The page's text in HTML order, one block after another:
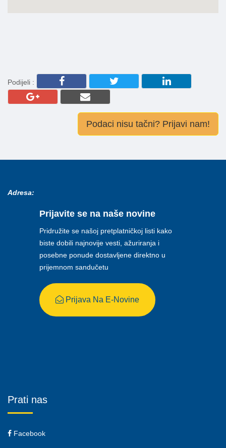
Podijeli :
Podaci nisu tačni? Prijavi nam!
Adresa:
Prijavite se na naše novine
Pridružite se našoj pretplatničkoj listi kako
biste dobili najnovije vesti, ažuriranja i
posebne ponude dostavljene direktno u
prijemnom sandučetu
Prijava Na E-Novine
Prati nas
Facebook